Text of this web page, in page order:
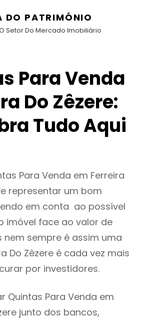
DO PATRIMÓNIO
Setor Do Mercado Imobiliário
Para Venda
Do Zêzere:
Tudo Aqui
Para Venda em Ferreira
representar um bom
em conta ao possível
imóvel face ao valor de
nem sempre é assim uma
Do Zêzere é cada vez mais
por investidores.
Quintas Para Venda em
junto dos bancos,